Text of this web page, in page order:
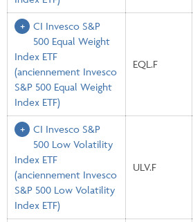
CI Invesco S&P
500 Equal Weight
Index ETF
(anciennement Invesco
S&P 500 Equal Weight
Index ETF)
EQL.F
CI Invesco S&P
500 Low Volatility
Index ETF
(anciennement Invesco
S&P 500 Low Volatility
Index ETF)
ULV.F